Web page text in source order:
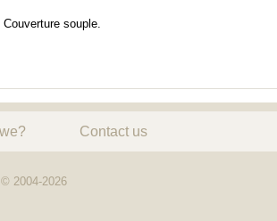
souple.
Contact us
2004-2026